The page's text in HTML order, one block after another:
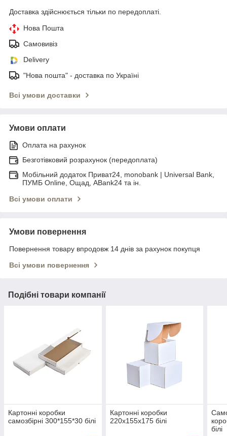
Доставка здійснюється тільки по передоплаті.
Нова Пошта
Самовивіз
Delivery
"Нова пошта" - доставка по Україні
Всі умови доставки
Умови оплати
Оплата на рахунок
Безготівковий розрахунок (передоплата)
Мобільний додаток Приват24, monobank | Universal Bank,
ПУМБ Online, Ощад, ABank24 та ін.
Всі умови оплати
Умови повернення
Повернення товару впродовж 14 днів за рахунок покупця
Всі умови повернення
Подібні товари компанії
Картонні коробки
самозбірні 300*155*30 білі
Картонні коробки
220x155x175 білі
білі